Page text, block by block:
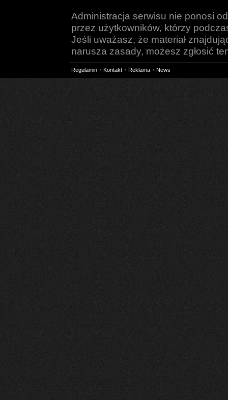
Administracja serwisu nie ponosi
przez użytkowników, którzy
Jeśli uważasz, że materiał
narusza zasady, możesz zgłosić
Regulamin Kontakt Reklama News